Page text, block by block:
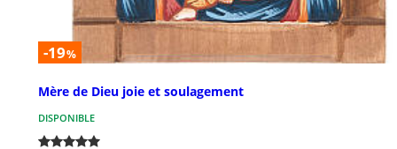
-19%
Mère de Dieu joie et soulagement
DISPONIBLE